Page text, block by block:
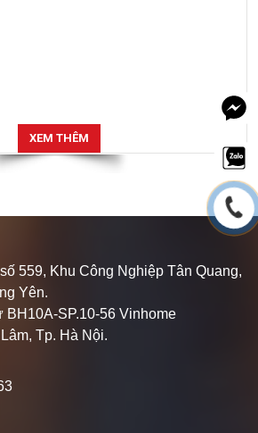
XEM THÊM
559, Khu Công Nghiệp Tân Quang,
Yên.
BH10A-SP.10-56 Vinhome
Tp. Hà Nội.